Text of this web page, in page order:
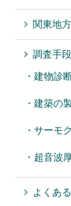
関東地
調査手段
・建物診
・建築の
・サーモ
・超音波
よくあ